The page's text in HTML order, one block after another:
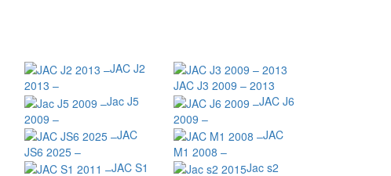
JAC J2
2013 –
JAC J3 2009 – 2013
Jac J5
2009 –
JAC J6
2009 –
JAC
JS6 2025 –
JAC
M1 2008 –
JAC S1
Jac s2